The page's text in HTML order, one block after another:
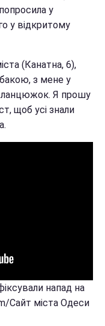
у
у відкритому
(Канатна, 6),
з мене у
ланцюжок. Я прошу
щоб усі знали
напад на
Сайт міста Одеси